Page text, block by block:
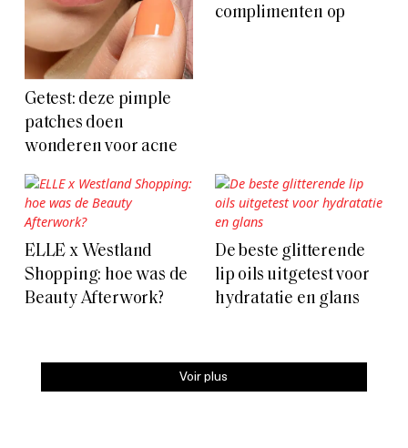
Getest: deze pimple
patches doen
wonderen voor acne
complimenten op
ELLE x Westland
Shopping: hoe was de
Beauty Afterwork?
De beste glitterende
lip oils uitgetest voor
hydratatie en glans
Voir plus